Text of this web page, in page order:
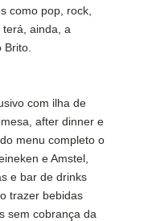
como pop, rock,
terá, ainda, a
com ilha de
after dinner e
menu completo o
e Amstel,
e bar de drinks
trazer bebidas
sem cobrança da